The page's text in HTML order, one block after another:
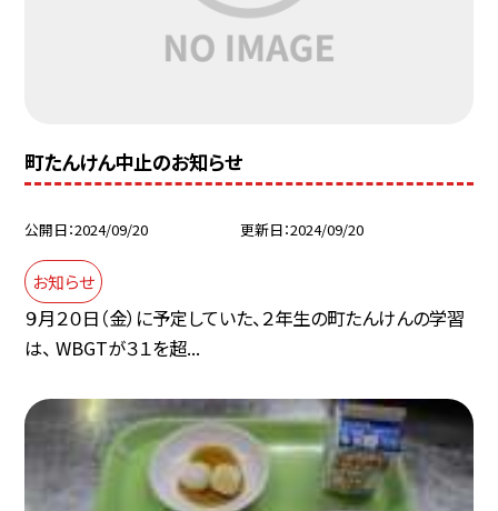
町たんけん中止のお知らせ
公開日 2024/09/20 更新日 2024/09/20
お知らせ
９月２０日（金）に予定していた、２年生の町たんけんの学習
は、 WBGTが３１を超...